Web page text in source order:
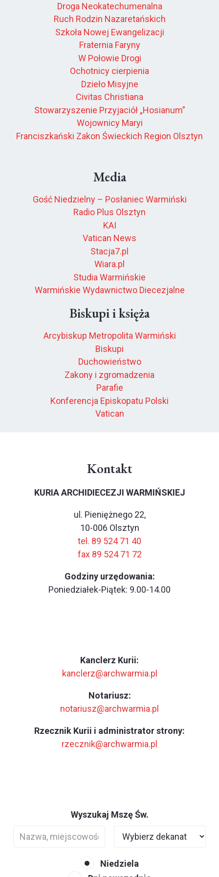
Droga Neokatechumenalna
Ruch Rodzin Nazaretańskich
Szkoła Nowej Ewangelizacji
Fraternia Faryny
W Połowie Drogi
Ochotnicy cierpienia
Dzieło Misyjne
Civitas Christiana
Stowarzyszenie Przyjaciół „Hosianum”
Wojownicy Maryi
Franciszkański Zakon Świeckich Region Olsztyn
Media
Gość Niedzielny – Posłaniec Warmiński
Radio Plus Olsztyn
KAI
Vatican News
Stacja7.pl
Wiara.pl
Studia Warmińskie
Warmińskie Wydawnictwo Diecezjalne
Biskupi i księża
Arcybiskup Metropolita Warmiński
Biskupi
Duchowieństwo
Zakony i zgromadzenia
Parafie
Konferencja Episkopatu Polski
Vatican
Kontakt
KURIA ARCHIDIECEZJI WARMIŃSKIEJ
ul. Pieniężnego 22,
10-006 Olsztyn
tel. 89 524 71 40
fax 89 524 71 72
Godziny urzędowania:
Poniedziałek-Piątek: 9.00-14.00
Kanclerz Kurii:
kanclerz@archwarmia.pl
Notariusz:
notariusz@archwarmia.pl
Rzecznik Kurii i administrator strony:
rzecznik@archwarmia.pl
Wyszukaj Mszę Św.
Niedziela